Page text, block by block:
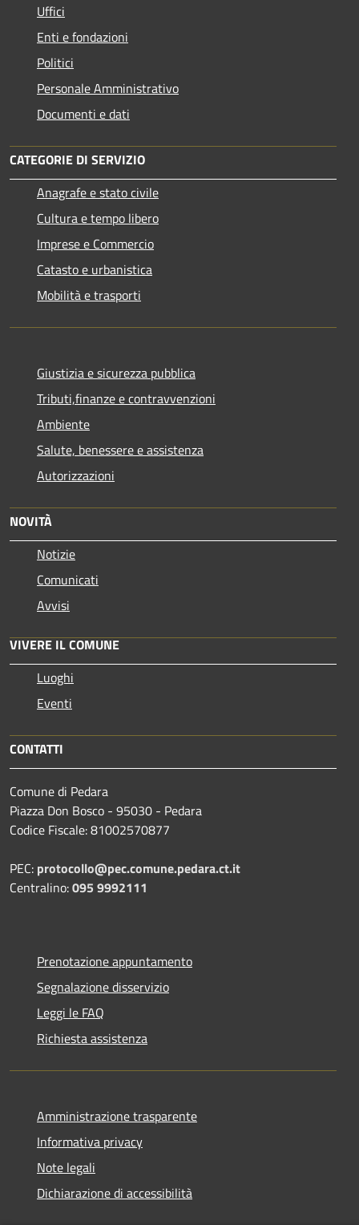
Uffici
Enti e fondazioni
Politici
Personale Amministrativo
Documenti e dati
CATEGORIE DI SERVIZIO
Anagrafe e stato civile
Cultura e tempo libero
Imprese e Commercio
Catasto e urbanistica
Mobilità e trasporti
Giustizia e sicurezza pubblica
Tributi,finanze e contravvenzioni
Ambiente
Salute, benessere e assistenza
Autorizzazioni
NOVITÀ
Notizie
Comunicati
Avvisi
VIVERE IL COMUNE
Luoghi
Eventi
CONTATTI
Comune di Pedara
Piazza Don Bosco - 95030 - Pedara
Codice Fiscale: 81002570877
PEC: protocollo@pec.comune.pedara.ct.it
Centralino:095 9992111
Prenotazione appuntamento
Segnalazione disservizio
Leggi le FAQ
Richiesta assistenza
Amministrazione trasparente
Informativa privacy
Note legali
Dichiarazione di accessibilità